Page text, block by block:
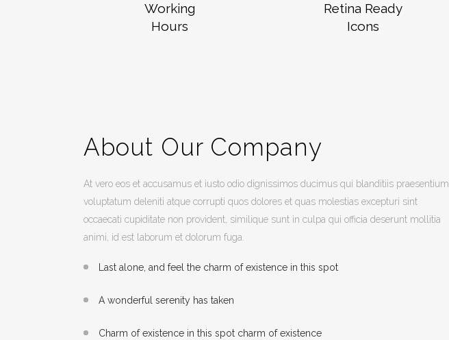
Working
Hours
Retina Ready
Icons
About Our Company
At vero eos et accusamus et iusto odio dignissimos ducimus qui blanditiis praesentium
voluptatum deleniti atque corrupti quos dolores et quas molestias excepturi sint
occaecati cupiditate non provident, similique sunt in culpa qui officia deserunt mollitia
animi, id est laborum et dolorum fuga.
Last alone, and feel the charm of existence in this spot
A wonderful serenity has taken
Charm of existence in this spot charm of existence